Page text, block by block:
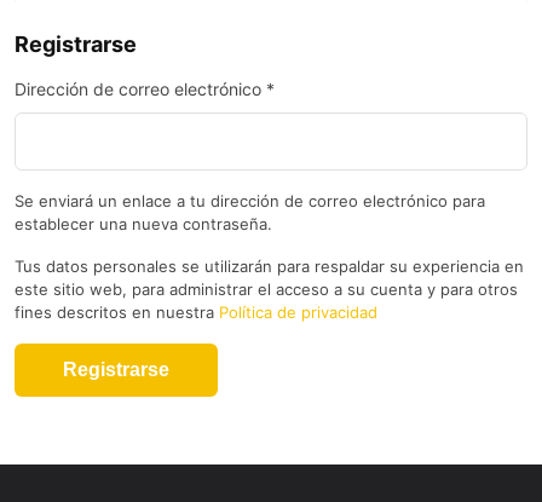
Registrarse
Dirección de correo electrónico *
Se enviará un enlace a tu dirección de correo electrónico para
establecer una nueva contraseña.
Tus datos personales se utilizarán para respaldar su experiencia en
este sitio web, para administrar el acceso a su cuenta y para otros
fines descritos en nuestra Política de privacidad
Registrarse